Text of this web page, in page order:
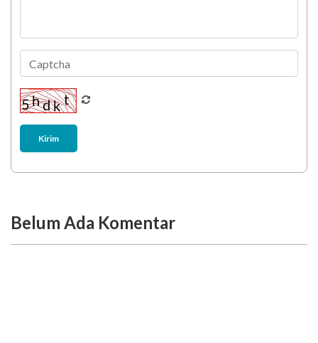
Kirim
Belum Ada Komentar